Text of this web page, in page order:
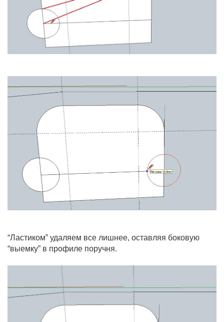
“Ластиком” удаляем все лишнее, оставляя боковую
“выемку” в профиле поручня.